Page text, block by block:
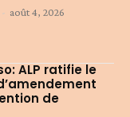
- août 4, 2026
ALP ratifie le
de